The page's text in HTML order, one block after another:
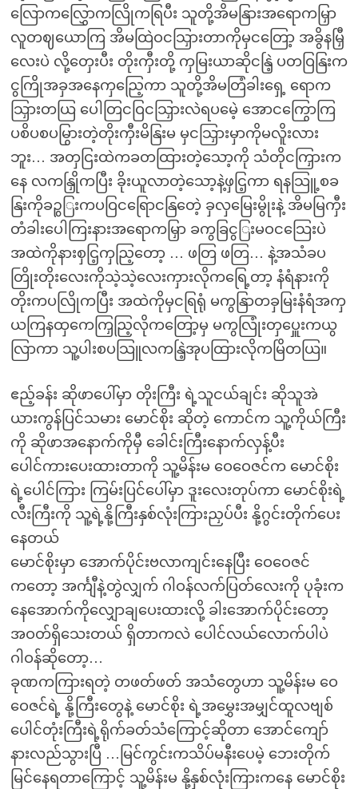
လြောကလြွှောကလြိုကရြပီး သူတို့အိမနြားအရောကမြှာ
လူတဈယောကြ အိမထြဲဝငသြှားတာကိုမှငတြော့ အခွိနမြှီ
လေးပဲ လို့တှေးပီး တိုးကှီးတို့ ကှမြးယာဆိုငနြဲ့ ပတဝြနြးက
ငွကြိုအခှအနေကှညြေ့ကာ သူတို့အိမတြံခါးရှေ့ ရောက
သြှားတယြ ပေါတြငဝြငသြှားလဲရပမေဲ့ အောငကြွောကြ
ပစိပစပမြွားတဲ့တိုးကှီးမိနြးမ မှငသြှားမှာကိုမလိူးလား
ဘူး… အတှငြးထဲကခတထြားတဲ့သော့ကို သံတိုငကြှားက
နေ လကနြှိုကပြီး ခိုးယူလာတဲ့သော့နဲ့ဖှငြ့ကာ ရနသြူ့စခ
နြးကိုခဉွြးကပဝြငရြောငနြတေဲ့ ခှလှမြေးမွိုးနဲ့ အိမမြကှီး
တံခါးပေါကြးနားအရောကမြှာ ခကွခြငွြးမဝငသြေးပဲ
အထဲကိုနားစှငြ့ကှညြ့တော့ … ဖတြ ဖတြ… နဲ့အသံခပ
တြိုးတိုးလေးကိုသဲ့သဲ့လေးကှားလိုကရြေ့တာ့ နံရံနားကို
တိုးကပလြိုကပြီး အထဲကိုမှငရြရုံ မကွနြာတခှမြးနံရံအကှ
ယကြနထှကေကြှညြ့လိုကတြော့မှ မကွလြုံးတှပှေူးကယွ
လြာကာ သူ့ပါးစပသြူလကနြဲ့အုပထြားလိုကမြိတယြ။
ဧည့်ခန်း ဆိုဖာပေါ်မှာ တိုးကြီး ရဲ့သူငယ်ချင်း ဆိုသူအဲ
ယားကွန်ပြင်သမား မောင်စိုး ဆိုတဲ့ ကောင်က သူ့ကိုယ်ကြီး
ကို ဆိုဖာအနောက်ကိုမှီ ခေါင်းကြီးနောက်လှန့်ပီး
ပေါင်ကားပေးထားတာကို သူ့မိန်းမ ဝေဝေဇင်က မောင်စိုး
ရဲ့ပေါင်ကြား ကြမ်းပြင်ပေါ်မှာ ဒူးလေးတုပ်ကာ မောင်စိုးရဲ့
လီးကြီးကို သူ့ရဲ့နို့ကြီးနှစ်လုံးကြားညှပ်ပီး နို့ဂွင်းတိုက်ပေး
နေတယ်
မောင်စိုးမှာ အောက်ပိုင်းဗလာကျင်းနေပြီး ဝေဝေဇင်
ကတော့ အင်္ကျီနဲ့တွဲလျှက် ဂါဝန်လက်ပြတ်လေးကို ပုခုံးက
နေအောက်ကိုလျှောချပေးထားလို့ ခါးအောက်ပိုင်းတော့
အဝတ်ရှိသေးတယ် ရှိတာကလဲ ပေါင်လယ်လောက်ပါပဲ
ဂါဝန်ဆိုတော့…
ခုဏကကြားရတဲ့ တဖတ်ဖတ် အသံတွေဟာ သူ့မိန်းမ ဝေ
ဝေဇင်ရဲ့ နို့ကြီးတွေနဲ့ မောင်စိုး ရဲ့အမွှေးအမျှင်ထူလဗျစ်
ပေါင်တုံးကြီးရဲ့ရိုက်ခတ်သံကြောင့်ဆိုတာ အောင်ကျော်
နားလည်သွားပြီ …မြင်ကွင်းကသိပ်မနီးပေမဲ့ ဘေးတိုက်
မြင်နေရတာကြောင့် သူ့မိန်းမ နို့နှစ်လုံးကြားကနေ မောင်စိုး